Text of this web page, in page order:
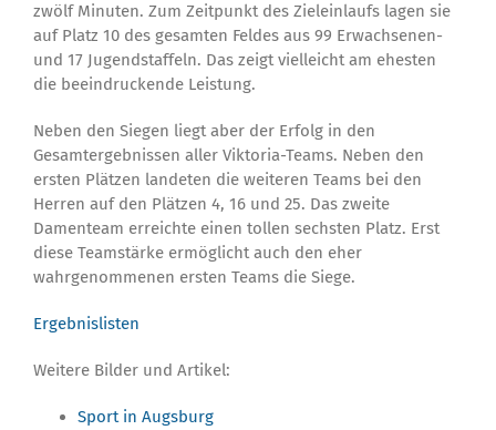
zwölf Minuten. Zum Zeitpunkt des Zieleinlaufs lagen sie
auf Platz 10 des gesamten Feldes aus 99 Erwachsenen-
und 17 Jugendstaffeln. Das zeigt vielleicht am ehesten
die beeindruckende Leistung.
Neben den Siegen liegt aber der Erfolg in den
Gesamtergebnissen aller Viktoria-Teams. Neben den
ersten Plätzen landeten die weiteren Teams bei den
Herren auf den Plätzen 4, 16 und 25. Das zweite
Damenteam erreichte einen tollen sechsten Platz. Erst
diese Teamstärke ermöglicht auch den eher
wahrgenommenen ersten Teams die Siege.
Ergebnislisten
Weitere Bilder und Artikel:
Sport in Augsburg